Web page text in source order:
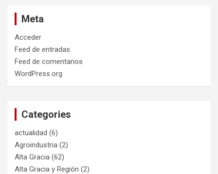
Meta
Acceder
Feed de entradas
Feed de comentarios
WordPress.org
Categories
actualidad (6)
Agroindustria (2)
Alta Gracia (62)
Alta Gracia y Región (2)